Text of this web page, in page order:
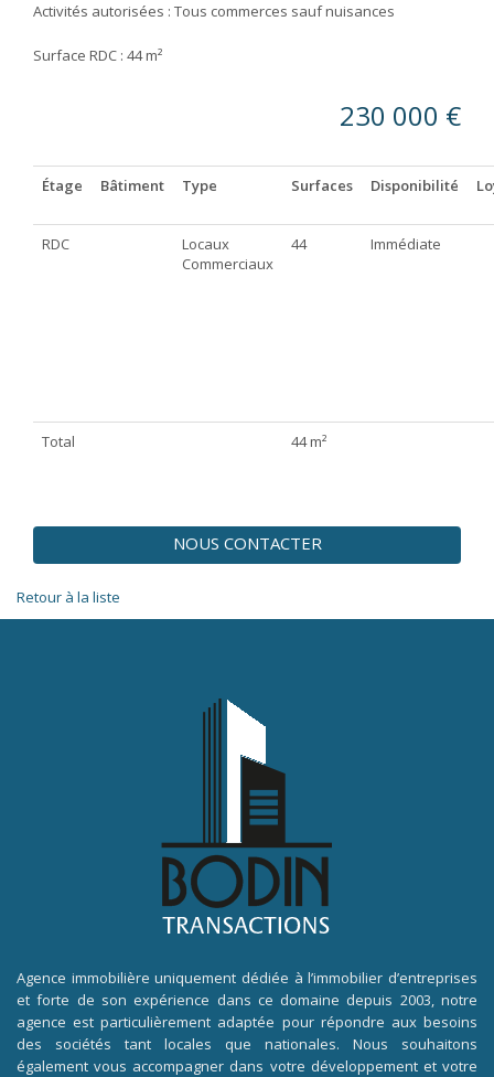
Activités autorisées : Tous commerces sauf nuisances
Surface RDC : 44 m²
230 000 €
Étage Bâtiment Type Surfaces Disponibilité
RDC
Locaux
Commerciaux
44 Immédiate
Total 44 m²
NOUS CONTACTER
Retour à la liste
Agence immobilière uniquement dédiée à l’immobilier d’entreprises
et forte de son expérience dans ce domaine depuis 2003, notre
agence est particulièrement adaptée pour répondre aux besoins
des sociétés tant locales que nationales. Nous souhaitons
également vous accompagner dans votre développement et votre